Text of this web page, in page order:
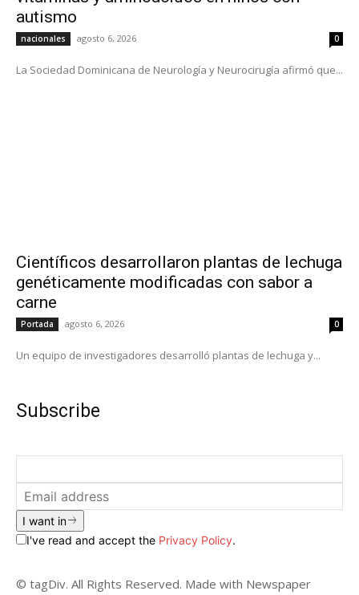
autismo
nacionales agosto 6, 2026 0
La Sociedad Dominicana de Neurología y Neurocirugía afirmó que...
Científicos desarrollaron plantas de lechuga
genéticamente modificadas con sabor a
carne
Portada agosto 6, 2026 0
Un equipo de investigadores desarrolló plantas de lechuga y...
Subscribe
I want in
I've read and accept the Privacy Policy.
© tagDiv. All Rights Reserved. Made with Newspaper